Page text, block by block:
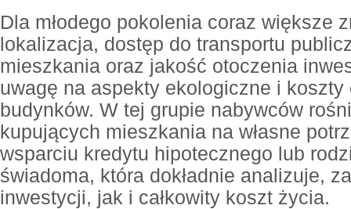
Dla młodego pokolenia coraz większe
lokalizacja, dostęp do transportu
mieszkania oraz jakość otoczenia
uwagę na aspekty ekologiczne i
budynków. W tej grupie nabywców
kupujących mieszkania na własne
wsparciu kredytu hipotecznego lub
świadoma, która dokładnie analizuje,
inwestycji, jak i całkowity koszt życia.